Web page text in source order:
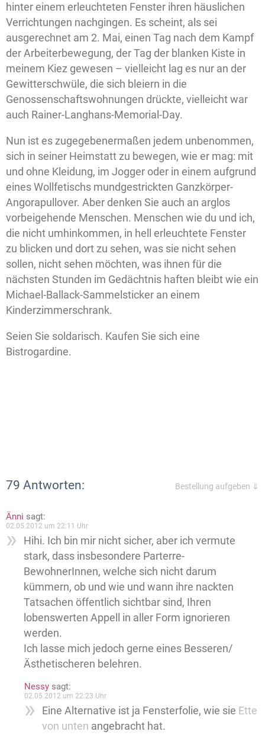
hinter einem erleuchteten Fenster ihren häuslichen
Verrichtungen nachgingen. Es scheint, als sei
ausgerechnet am 2. Mai, einen Tag nach dem Kampf
der Arbeiterbewegung, der Tag der blanken Kiste in
meinem Kiez gewesen – vielleicht lag es nur an der
Gewitterschwüle, die sich bleiern in die
Genossenschaftswohnungen drückte, vielleicht war
auch Rainer-Langhans-Memorial-Day.
Nun ist es zugegebenermaßen jedem unbenommen,
sich in seiner Heimstatt zu bewegen, wie er mag: mit
und ohne Kleidung, im Jogger oder in einem aufgrund
eines Wollfetischs mundgestrickten Ganzkörper-
Angorapullover. Aber denken Sie auch an arglos
vorbeigehende Menschen. Menschen wie du und ich,
die nicht umhinkommen, in hell erleuchtete Fenster
zu blicken und dort zu sehen, was sie nicht sehen
sollen, nicht sehen möchten, was ihnen für die
nächsten Stunden im Gedächtnis haften bleibt wie ein
Michael-Ballack-Sammelsticker an einem
Kinderzimmerschrank.
Seien Sie soldarisch. Kaufen Sie sich eine
Bistrogardine.
79 Antworten: Bestellung aufgeben ⇓
Änni sagt:
02.05.2012 um 22:11 Uhr
Hihi. Ich bin mir nicht sicher, aber ich vermute
stark, dass insbesondere Parterre-
BewohnerInnen, welche sich nicht darum
kümmern, ob und wie und wann ihre nackten
Tatsachen öffentlich sichtbar sind, Ihren
lobenswerten Appell in aller Form ignorieren
werden.
Ich lasse mich jedoch gerne eines Besseren/
Ästhetischeren belehren.
Nessy sagt:
02.05.2012 um 22:23 Uhr
Eine Alternative ist ja Fensterfolie, wie sie Ette
von unten angebracht hat.